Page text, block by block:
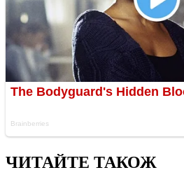
ЧИТАЙТЕ ТАКОЖ